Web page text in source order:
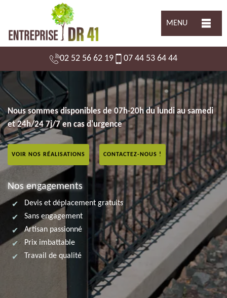
MENU
02 52 56 62 19 07 44 53 64 44
Nous sommes disponibles de 07h-20h du lundi au samedi
et 24h/24 7j/7 en cas d'urgence
VOIR NOS RÉALISATIONS CONTACTEZ-NOUS !
Nos engagements
Devis et déplacement gratuits
Sans engagement
Artisan passionné
Prix imbattable
Travail de qualité